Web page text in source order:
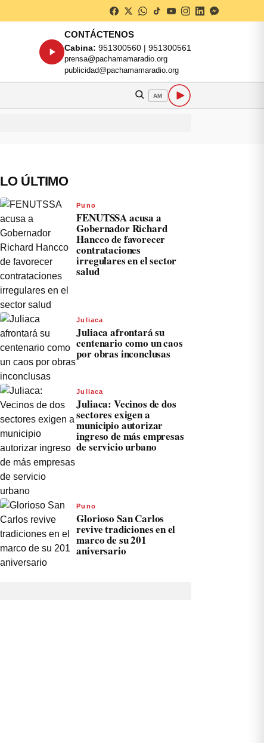
CONTÁCTENOS
Cabina: 951300560 | 951300561
prensa@pachamamaradio.org
publicidad@pachamamaradio.org
AM
LO ÚLTIMO
Puno
FENUTSSA acusa a
Gobernador Richard
Hancco de favorecer
contrataciones
irregulares en el sector
salud
Juliaca
Juliaca afrontará su
centenario como un caos
por obras inconclusas
Juliaca
Juliaca: Vecinos de dos
sectores exigen a
municipio autorizar
ingreso de más empresas
de servicio urbano
Puno
Glorioso San Carlos
revive tradiciones en el
marco de su 201
aniversario